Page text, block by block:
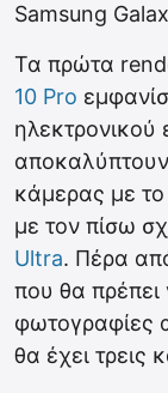
Samsung
Τα πρώτα
10 Pro
αποκαλύπτουν
κάμερας με το
με τον πίσω
Ultra. Πέρα
που θα
φωτογραφίες
θα έχει τρεις